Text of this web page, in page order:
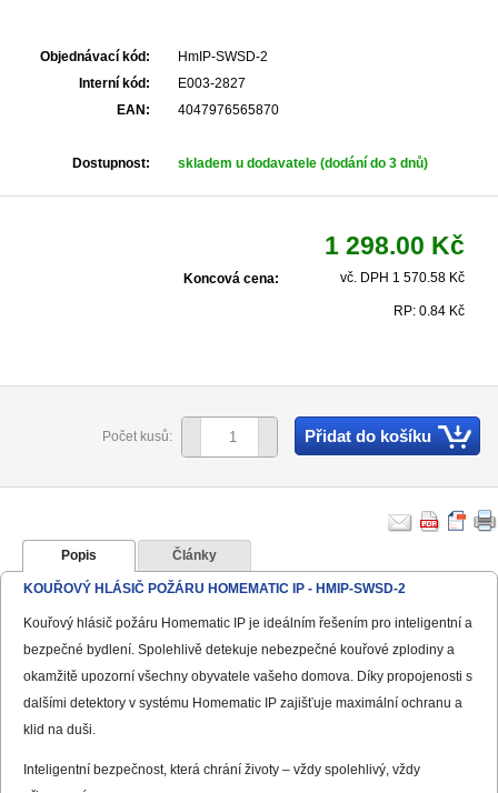
Objednávací kód:
HmIP-SWSD-2
Interní kód:
E003-2827
EAN:
4047976565870
Dostupnost: skladem u dodavatele (dodání do 3 dnů)
Koncová cena:
1 298.00 Kč
vč. DPH 1 570.58 Kč
RP: 0.84 Kč
Počet kusů: Přidat do košíku
Popis Články
KOUŘOVÝ HLÁSIČ POŽÁRU HOMEMATIC IP - HMIP-SWSD-2
Kouřový hlásič požáru Homematic IP je ideálním řešením pro inteligentní a
bezpečné bydlení. Spolehlivě detekuje nebezpečné kouřové zplodiny a
okamžitě upozorní všechny obyvatele vašeho domova. Díky propojenosti s
dalšími detektory v systému Homematic IP zajišťuje maximální ochranu a
klid na duši.
Inteligentní bezpečnost, která chrání životy – vždy spolehlivý, vždy